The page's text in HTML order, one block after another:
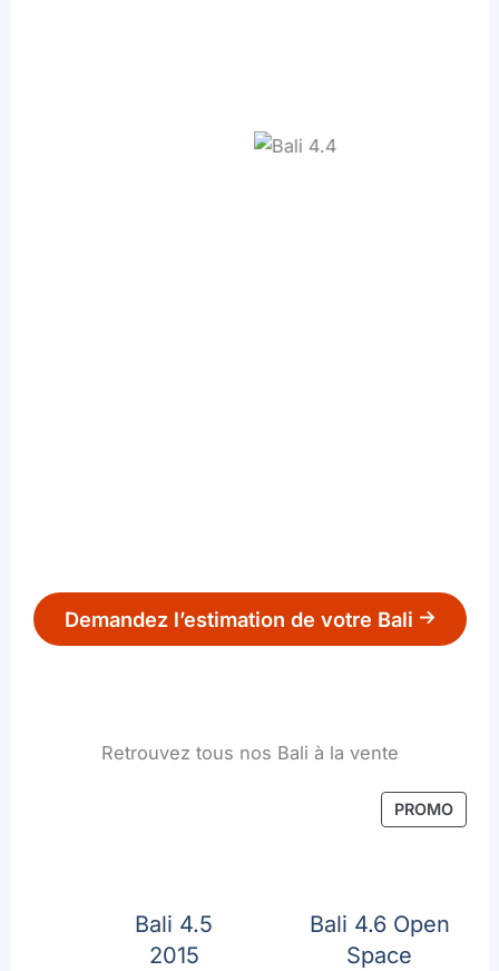
Bali 4.4
Demandez l’estimation de votre Bali
Retrouvez tous nos Bali à la vente
Bali 4.5
2015
PROMO
EN
Bali 4.6 Open
Space